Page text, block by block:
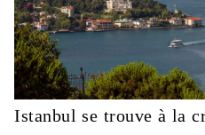
Istanbul se trouve à la